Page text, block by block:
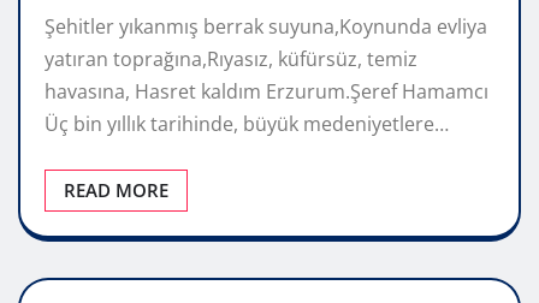
Şehitler yıkanmış berrak suyuna,Koynunda evliya
yatıran toprağına,Rıyasız, küfürsüz, temiz
havasına, Hasret kaldım Erzurum.Şeref Hamamcı
Üç bin yıllık tarihinde, büyük medeniyetlere…
READ MORE